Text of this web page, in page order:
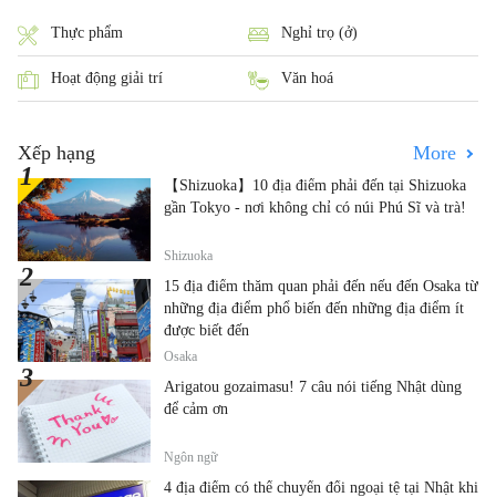
Thực phẩm Nghỉ trọ (ở)
Hoạt động giải trí Văn hoá
Xếp hạng More
【Shizuoka】10 địa điểm phải đến tại Shizuoka
gần Tokyo - nơi không chỉ có núi Phú Sĩ và trà!
Shizuoka
15 địa điểm thăm quan phải đến nếu đến Osaka từ
những địa điểm phổ biến đến những địa điểm ít
được biết đến
Osaka
Arigatou gozaimasu! 7 câu nói tiếng Nhật dùng
để cảm ơn
Ngôn ngữ
4 địa điểm có thể chuyển đổi ngoại tệ tại Nhật khi